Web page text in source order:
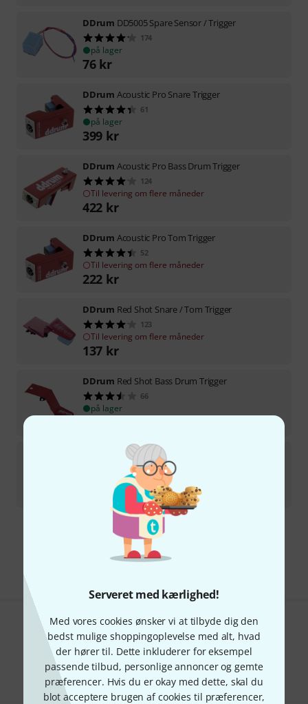
Serveret med kærlighed!
Med vores cookies ønsker vi at tilbyde dig den
bedst mulige shoppingoplevelse med alt, hvad
der hører til. Dette inkluderer for eksempel
passende tilbud, personlige annoncer og gemte
præferencer. Hvis du er okay med dette, skal du
blot acceptere brugen af cookies til præferencer,
DDrum DD5005 Spare Sensor / Trigger
174
på lager
76 kr
DDrum Acoustic Pro Snare Trigger
61
på lager
399 kr
DDrum Acoustic Pro Bass Drum Trigger
124
Til levering om flere måneder
422 kr
DDrum Acoustic Pro Tom Trigger
52
Til levering om flere måneder
222 kr
DDrum Red Shot Snare / Tom Trigger
123
Til levering om flere måneder
137 kr
DDrum Red Shot Bass Drum Trigger
66
på lager
Chrome Elite Trigger Sensor
32
Til levering om flere måneder
Gratis levering fra 1.100 kr
Alle priser er inkl. moms
Kan du lide det du ser?
Del Hjælp og feedback